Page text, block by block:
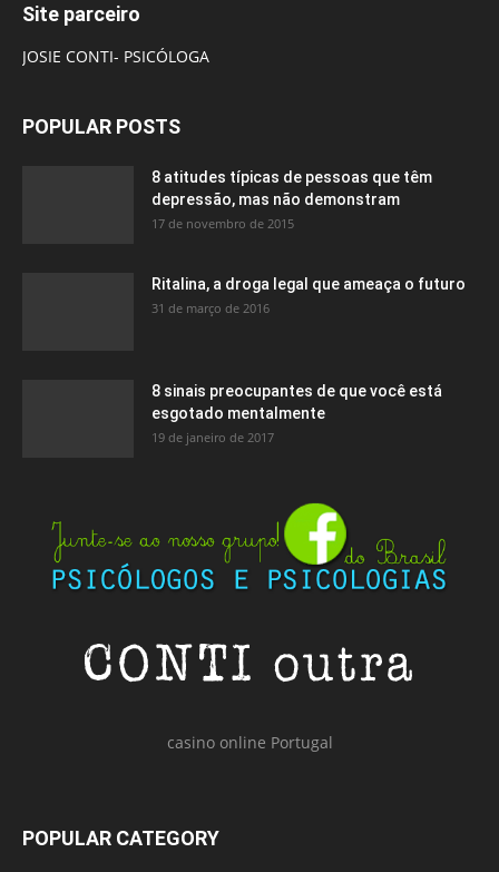
Site parceiro
JOSIE CONTI- PSICÓLOGA
POPULAR POSTS
8 atitudes típicas de pessoas que têm
depressão, mas não demonstram
17 de novembro de 2015
Ritalina, a droga legal que ameaça o futuro
31 de março de 2016
8 sinais preocupantes de que você está
esgotado mentalmente
19 de janeiro de 2017
casino online Portugal
POPULAR CATEGORY